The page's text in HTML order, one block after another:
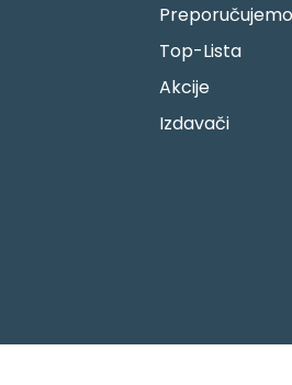
Preporučujemo
Top-Lista
Akcije
Izdavači